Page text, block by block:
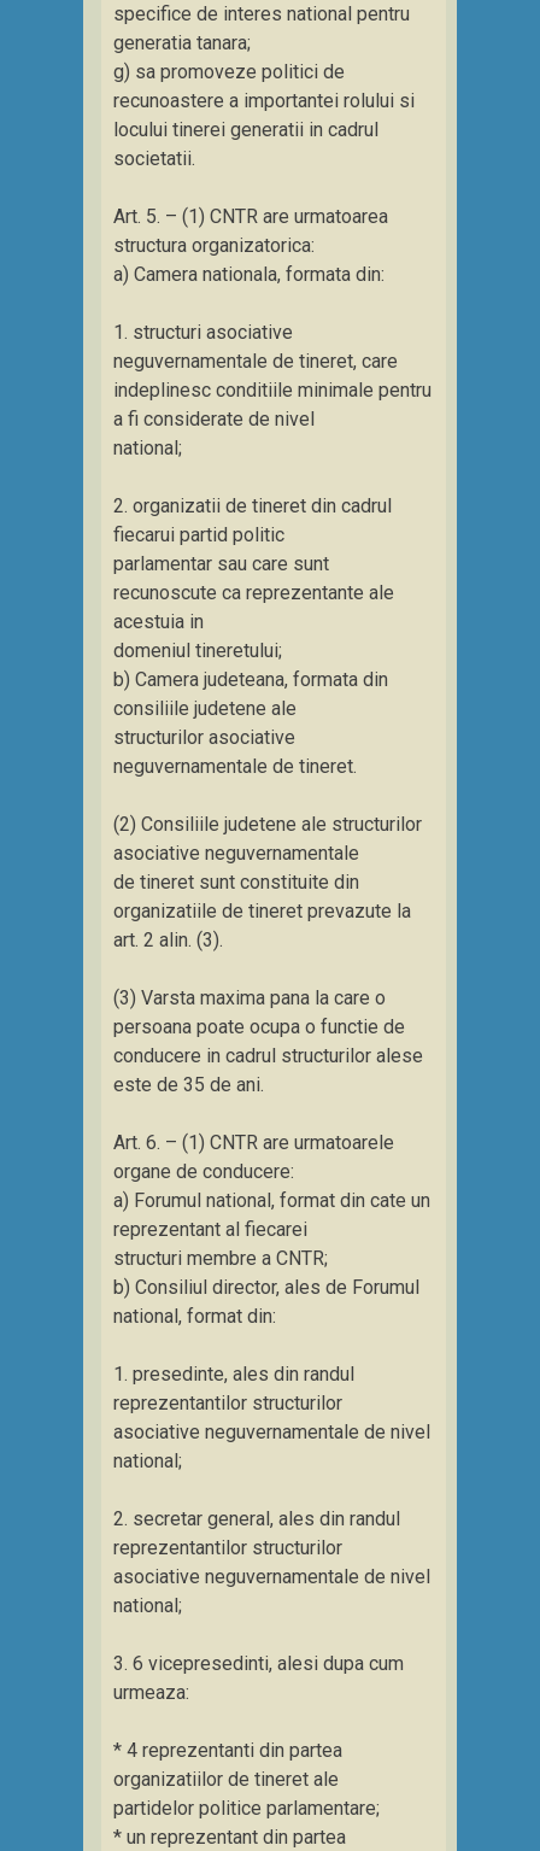
specifice de interes national pentru
generatia tanara;
g) sa promoveze politici de
recunoastere a importantei rolului si
locului tinerei generatii in cadrul
societatii.
Art. 5. – (1) CNTR are urmatoarea
structura organizatorica:
a) Camera nationala, formata din:
1. structuri asociative
neguvernamentale de tineret, care
indeplinesc conditiile minimale pentru
a fi considerate de nivel
national;
2. organizatii de tineret din cadrul
fiecarui partid politic
parlamentar sau care sunt
recunoscute ca reprezentante ale
acestuia in
domeniul tineretului;
b) Camera judeteana, formata din
consiliile judetene ale
structurilor asociative
neguvernamentale de tineret.
(2) Consiliile judetene ale structurilor
asociative neguvernamentale
de tineret sunt constituite din
organizatiile de tineret prevazute la
art. 2 alin. (3).
(3) Varsta maxima pana la care o
persoana poate ocupa o functie de
conducere in cadrul structurilor alese
este de 35 de ani.
Art. 6. – (1) CNTR are urmatoarele
organe de conducere:
a) Forumul national, format din cate un
reprezentant al fiecarei
structuri membre a CNTR;
b) Consiliul director, ales de Forumul
national, format din:
1. presedinte, ales din randul
reprezentantilor structurilor
asociative neguvernamentale de nivel
national;
2. secretar general, ales din randul
reprezentantilor structurilor
asociative neguvernamentale de nivel
national;
3. 6 vicepresedinti, alesi dupa cum
urmeaza:
* 4 reprezentanti din partea
organizatiilor de tineret ale
partidelor politice parlamentare;
* un reprezentant din partea